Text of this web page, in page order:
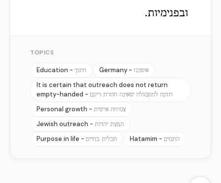
ובפנימיות.
TOPICS
Education - חינוך Germany - אשכנז
It is certain that outreach does not return
empty-handed - חזקה לתעמולה שאינה חוזרת ריקם
Personal growth - צמיחה אישית
Jewish outreach - הפצת יהדות
Purpose in life - תכלית בחיים Hatamim - התמים